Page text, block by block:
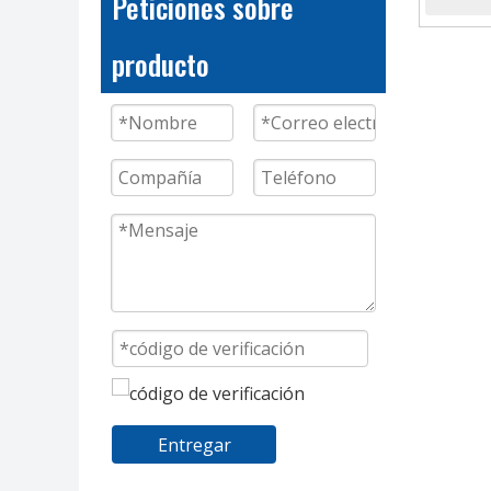
producto
Entregar